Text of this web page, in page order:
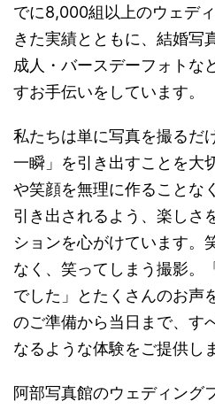
でに8,000組以上のウェデ
きた実績とともに、結婚写
成人・バースデーフォトな
すお手伝いをしています。
私たちは単に写真を撮るだ
一瞬」を引き出すことを大
や笑顔を無理に作ることな
引き出されるよう、楽しさ
ションを心がけています。
なく、笑ってしまう撮影。
でした」とたくさんのお声
のご準備から当日まで、す
なるような体験をご提供し
阿部写真館のウェディング